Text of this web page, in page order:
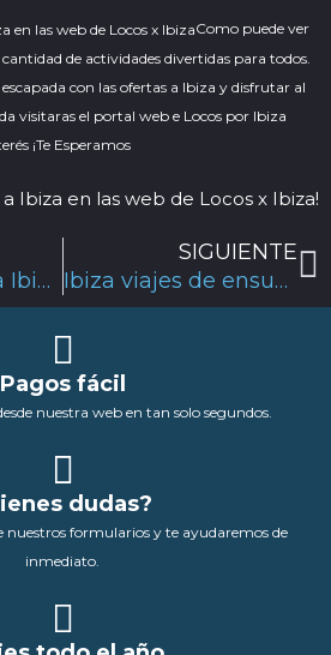
Como puede ver
de actividades divertidas para todos.
con las ofertas a Ibiza y disfrutar al
visitaras el portal web e Locos por Ibiza
¡Te Esperamos
Ibiza en las web de Locos x Ibiza!
Oferta de viaje a Ibiza un fin de semana ¡Aprovecha al máximo!
SIGUIENTE
Ibiza viajes de ensueño ¡Lánzate una escapada vacacional hoy!
Pagos fácil
nuestra web en tan solo segundos.
dudas?
nuestros formularios y te ayudaremos de
inmediato.